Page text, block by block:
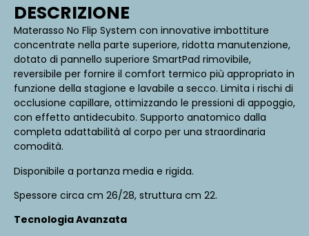
DESCRIZIONE
Materasso No Flip System con innovative imbottiture
concentrate nella parte superiore, ridotta manutenzione,
dotato di pannello superiore SmartPad rimovibile,
reversibile per fornire il comfort termico più appropriato in
funzione della stagione e lavabile a secco. Limita i rischi di
occlusione capillare, ottimizzando le pressioni di appoggio,
con effetto antidecubito. Supporto anatomico dalla
completa adattabilità al corpo per una straordinaria
comodità.
Disponibile a portanza media e rigida.
Spessore circa cm 26/28, struttura cm 22.
Tecnologia Avanzata